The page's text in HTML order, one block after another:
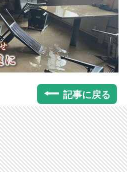
記事に戻る